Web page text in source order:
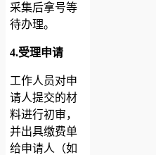
采集后拿号等
待办理。
4.受理申请
工作人员对申
请人提交的材
料进行初审，
并出具缴费单
给申请人（如